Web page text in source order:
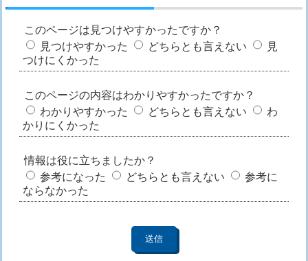
このページは見つけやすかったですか？
見つけやすかった
どちらとも言えない
見
つけにくかった
このページの内容はわかりやすかったですか？
わかりやすかった
どちらとも言えない
わ
かりにくかった
情報は役に立ちましたか？
参考になった
どちらとも言えない
参考に
ならなかった